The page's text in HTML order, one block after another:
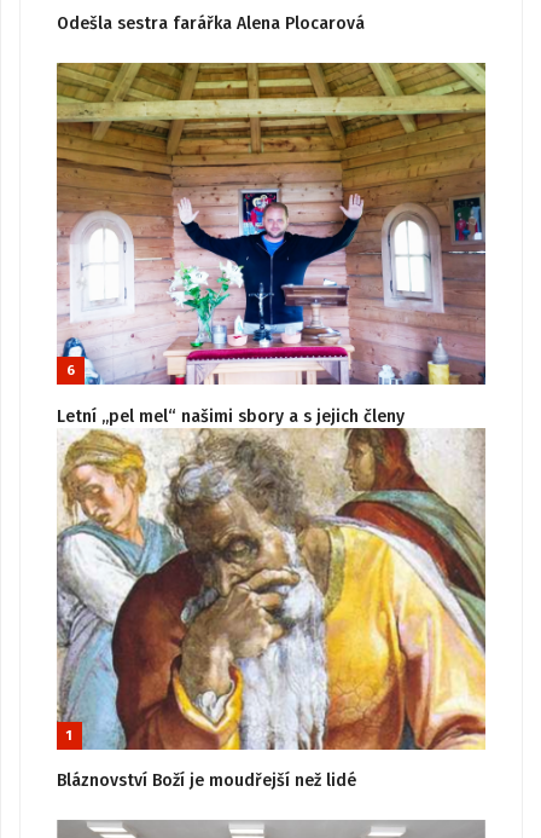
Odešla sestra farářka Alena Plocarová
6
Letní „pel mel“ našimi sbory a s jejich členy
1
Bláznovství Boží je moudřejší než lidé